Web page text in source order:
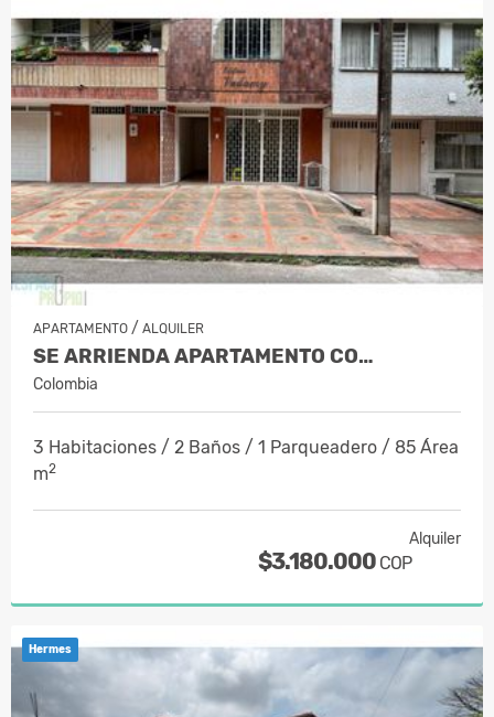
APARTAMENTO / ALQUILER
SE ARRIENDA APARTAMENTO CO…
Colombia
3 Habitaciones / 2 Baños / 1 Parqueadero / 85 Área
m2
Alquiler
$3.180.000 COP
Hermes